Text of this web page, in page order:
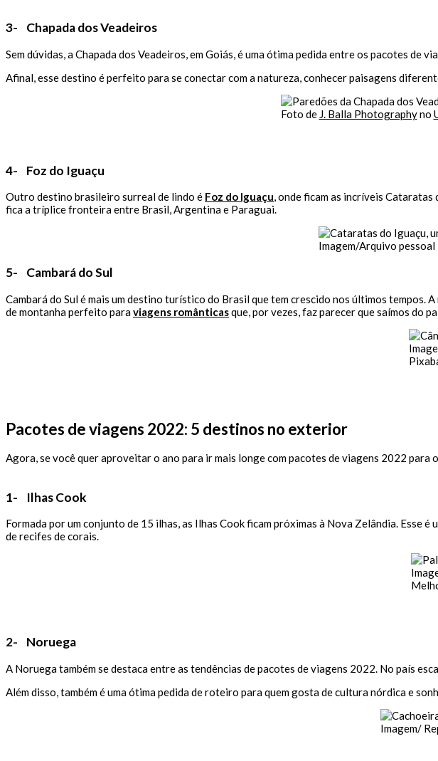
3- Chapada dos Veadeiros
Sem dúvidas, a Chapada dos Veadeiros, em Goiás, é uma ótima pedida entre os pacotes de
Afinal, esse destino é perfeito para se conectar com a natureza, conhecer paisagens
Foto de J. Balla Photographyno
4- Foz do Iguaçu
Outro destino brasileiro surreal de lindo é Foz do Iguaçu, onde ficam as incríveis
fica a tríplice fronteira entre Brasil, Argentina e Paraguai.
Imagem/Arquivo pessoal
5- Cambará do Sul
Cambará do Sul é mais um destino turístico do Brasil que tem crescido nos últimos tempos.
de montanha perfeito paraviagens românticasque, por vezes, faz parecer que saímos do
Pacotes de viagens 2022: 5 destinos no exterior
Agora, se você quer aproveitar o ano para ir mais longe com pacotes de viagens 2022
1- Ilhas Cook
Formada por um conjunto de 15 ilhas, as Ilhas Cook ficam próximas à Nova Zelândia. Esse
de recifes de corais.
2- Noruega
A Noruega também se destaca entre as tendências de pacotes de viagens 2022. No país
Além disso, também é uma ótima pedida de roteiro para quem gosta de cultura nórdica e
Imagem/